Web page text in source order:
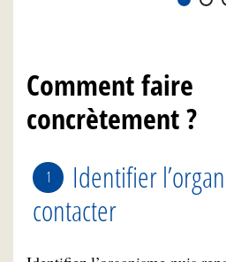
Comment faire
concrètement ?
Identifier
contacter